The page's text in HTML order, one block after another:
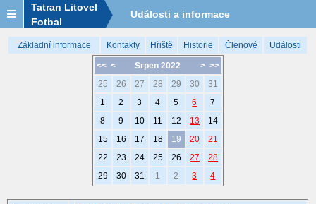
Tatran Litovel
Fotbal
Události a informace
Základní informace Kontakty Hřiště Historie Členové Události
<< < > >>
Srpen 2022
25
26 27 28 29 30
31
1
2 3 4 5 6
7
8
9 10 11 12 13
14
15
16 17 18 19 20
21
22
23 24 25 26 27
28
29
30 31 1 2 3 4